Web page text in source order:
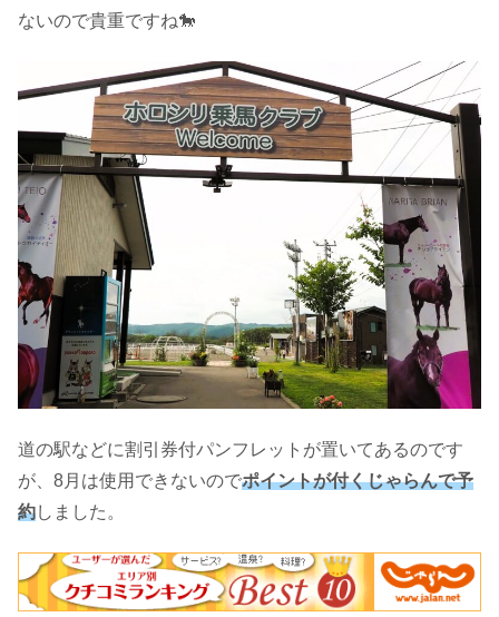
ないので貴重ですね🐎
道の駅などに割引券付パンフレットが置いてあるのです
が、8月は使用できないのでポイントが付くじゃらんで予
約しました。